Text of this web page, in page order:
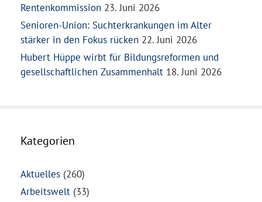
Rentenkommission 23. Juni 2026
Senioren-Union: Suchterkrankungen im Alter
stärker in den Fokus rücken 22. Juni 2026
Hubert Hüppe wirbt für Bildungsreformen und
gesellschaftlichen Zusammenhalt 18. Juni 2026
Kategorien
Aktuelles (260)
Arbeitswelt (33)